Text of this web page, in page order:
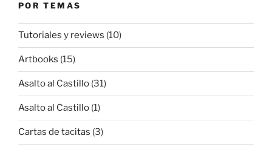
POR TEMAS
Tutoriales y reviews (10)
Artbooks (15)
Asalto al Castillo (31)
Asalto al Castillo (1)
Cartas de tacitas (3)